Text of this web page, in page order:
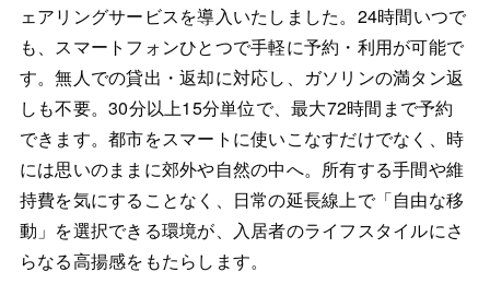
ェアリングサービスを導入いたしました。24時間いつで
も、スマートフォンひとつで手軽に予約・利用が可能で
す。無人での貸出・返却に対応し、ガソリンの満タン返
しも不要。30分以上15分単位で、最大72時間まで予約
できます。都市をスマートに使いこなすだけでなく、時
には思いのままに郊外や自然の中へ。所有する手間や維
持費を気にすることなく、日常の延長線上で「自由な移
動」を選択できる環境が、入居者のライフスタイルにさ
らなる高揚感をもたらします。